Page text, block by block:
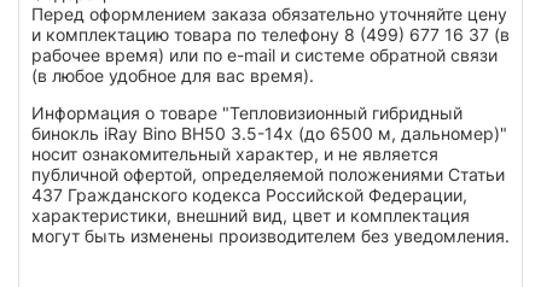
Перед оформлением заказа обязательно уточняйте цену
и комплектацию товара по телефону 8 (499) 677 16 37 (в
рабочее время) или по e-mail и системе обратной связи
(в любое удобное для вас время).
Информация о товаре "Тепловизионный гибридный
бинокль iRay Bino BH50 3.5-14x (до 6500 м, дальномер)"
носит ознакомительный характер, и не является
публичной офертой, определяемой положениями Статьи
437 Гражданского кодекса Российской Федерации,
характеристики, внешний вид, цвет и комплектация
могут быть изменены производителем без уведомления.